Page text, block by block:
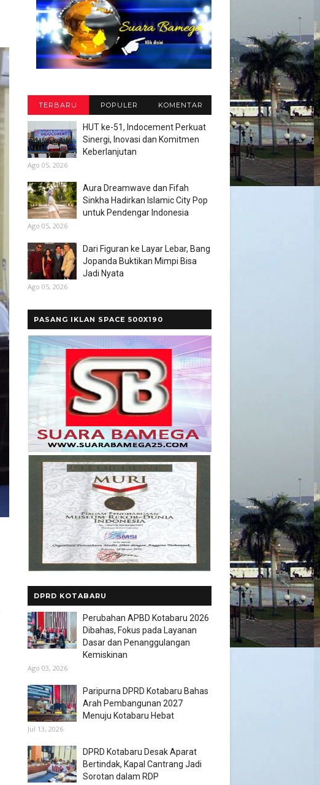
TERBARU POPULER KOMENTAR
HUT ke-51, Indocement Perkuat
Sinergi, Inovasi dan Komitmen
Keberlanjutan
Ago 05, 2026
Aura Dreamwave dan Fifah
Sinkha Hadirkan Islamic City Pop
untuk Pendengar Indonesia
Ago 05, 2026
Dari Figuran ke Layar Lebar, Bang
Jopanda Buktikan Mimpi Bisa
Jadi Nyata
Ago 05, 2026
PASANG IKLAN SPACE 500X190
DPRD KOTABARU
Perubahan APBD Kotabaru 2026
Dibahas, Fokus pada Layanan
Dasar dan Penanggulangan
Kemiskinan
Ago 03, 2026
Paripurna DPRD Kotabaru Bahas
Arah Pembangunan 2027
Menuju Kotabaru Hebat
Jul 13, 2026
DPRD Kotabaru Desak Aparat
Bertindak, Kapal Cantrang Jadi
Sorotan dalam RDP